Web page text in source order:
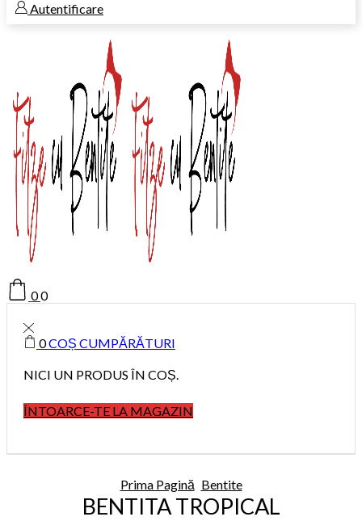
Autentificare
00
0COȘ CUMPĂRĂTURI
NICI UN PRODUS ÎN COȘ.
ÎNTOARCE-TE LA MAGAZIN
Prima Pagină Bentite
BENTITA TROPICAL